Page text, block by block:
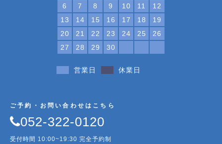
6
7 8 9 10 11
12
13
14 15 16 17 18
19
20
21 22 23 24 25
26
27
28 29 30
営業日 休業日
ご予約・お問い合わせはこちら
052-322-0120
受付時間 10:00~19:30 完全予約制